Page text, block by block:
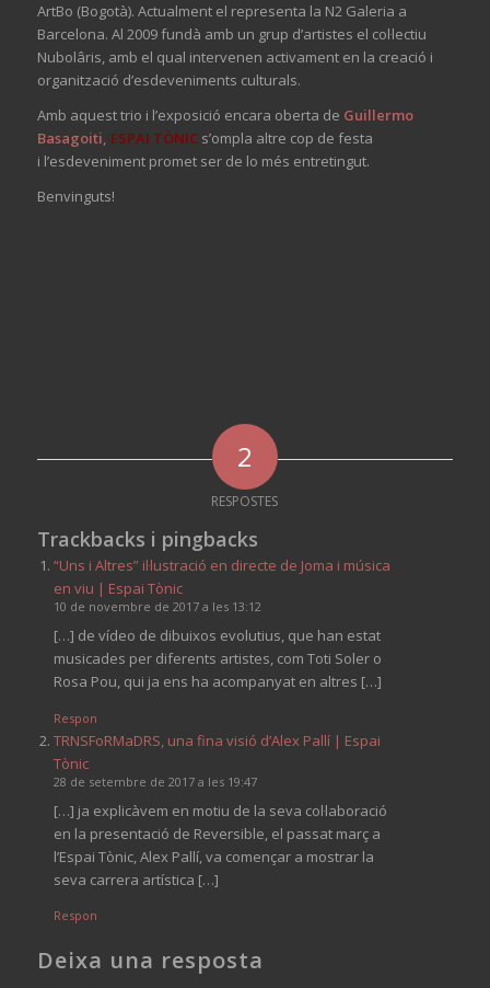
ArtBo (Bogotà). Actualment el representa la N2 Galeria a
Barcelona. Al 2009 fundà amb un grup d’artistes el col·lectiu
Nubolâris, amb el qual intervenen activament en la creació i
organització d’esdeveniments culturals.
Amb aquest trio i l’exposició encara oberta de Guillermo
Basagoiti, ESPAI TÒNIC s’ompla altre cop de festa
i l’esdeveniment promet ser de lo més entretingut.
Benvinguts!
2
RESPOSTES
Trackbacks i pingbacks
“Uns i Altres” il·lustració en directe de Joma i música
en viu | Espai Tònic
10 de novembre de 2017 a les 13:12
[…] de vídeo de dibuixos evolutius, que han estat
musicades per diferents artistes, com Toti Soler o
Rosa Pou, qui ja ens ha acompanyat en altres […]
Respon
TRNSFoRMaDRS, una fina visió d’Alex Pallí | Espai
Tònic
28 de setembre de 2017 a les 19:47
[…] ja explicàvem en motiu de la seva col·laboració
en la presentació de Reversible, el passat març a
l’Espai Tònic, Alex Pallí, va començar a mostrar la
seva carrera artística […]
Respon
Deixa una resposta